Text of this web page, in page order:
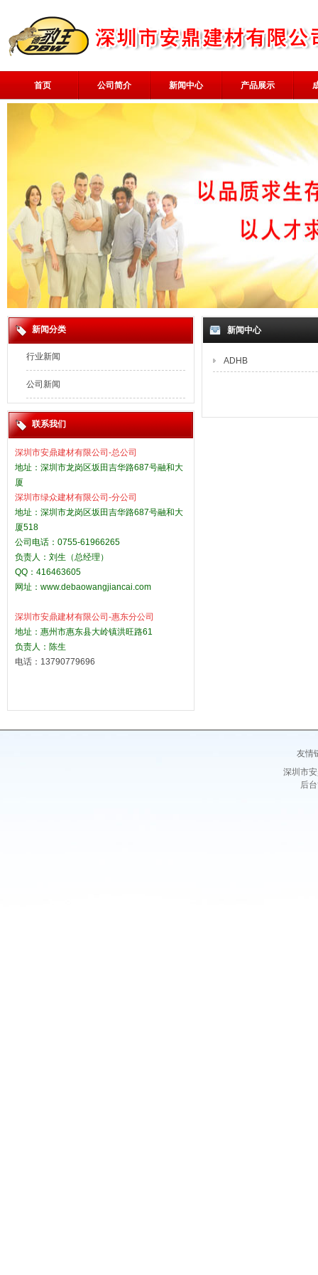
首页 公司简介 新闻中心 产品展示
新闻分类
行业新闻
公司新闻
联系我们
深圳市安鼎建材有限公司-总公司
地址：深圳市龙岗区坂田吉华路687号融和大
厦
深圳市绿众建材有限公司-分公司
地址：深圳市龙岗区坂田吉华路687号融和大
厦518
公司电话：0755-61966265
负责人：刘生（总经理）
QQ：416463605
网址： www.debaowangjiancai.com
深圳市安鼎建材有限公司-惠东分公司
地址：惠州市惠东县大岭镇洪旺路61
负责人：陈生
电话：13790779696
新闻中心
ADHB
友情
深圳市
后